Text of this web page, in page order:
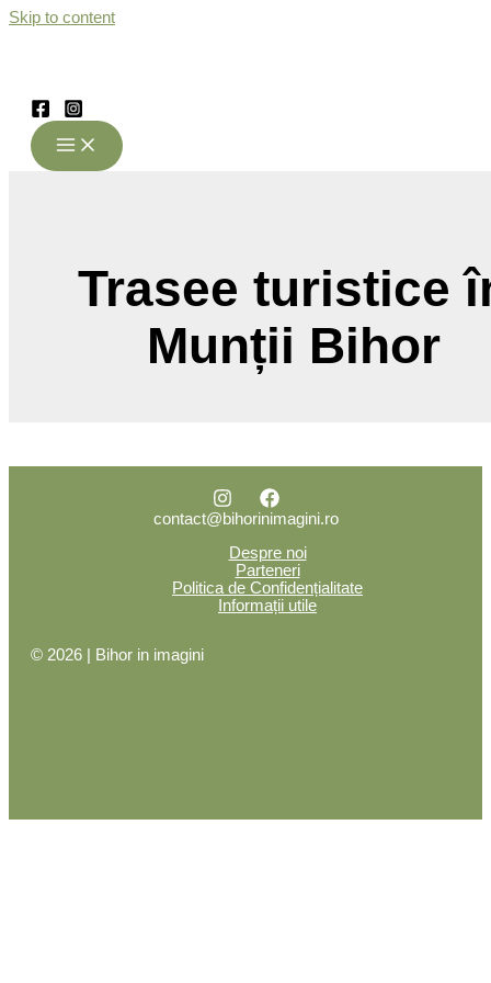
Skip to content
Trasee turistice
Munții Bihor
contact@bihorinimagini.ro
Despre noi
Parteneri
Politica de Confidențialitate
Informații utile
© 2026 | Bihor in imagini